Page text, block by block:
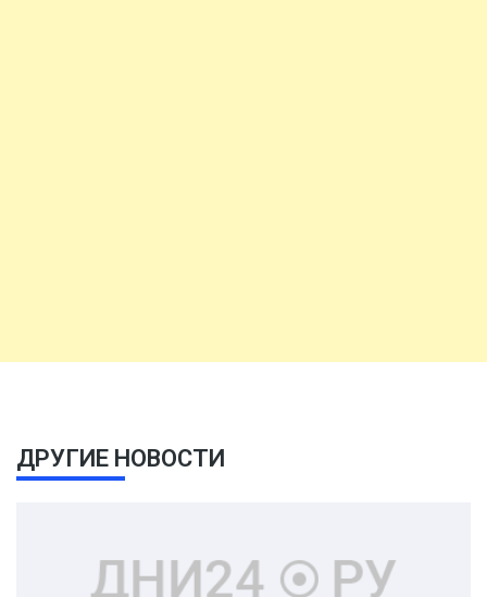
ДРУГИЕ НОВОСТИ